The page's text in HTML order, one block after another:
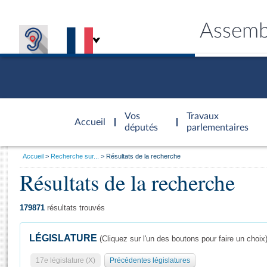
Accueil
d'accueil
Vos
députés
Travaux
parlementaires
Général
Vous
Accueil Recherche sur... Résultats de la recherche
Résultats de la recherche
179871 résultats trouvés
LÉGISLATURE (Cliquez sur l'un des boutons pour faire un choix)
17e législature (X) Précédentes législatures